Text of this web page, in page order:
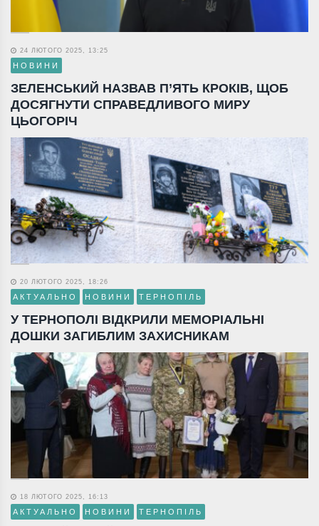
24 ЛЮТОГО 2025, 13:25
НОВИНИ
ЗЕЛЕНСЬКИЙ НАЗВАВ П’ЯТЬ КРОКІВ, ЩОБ
ДОСЯГНУТИ СПРАВЕДЛИВОГО МИРУ
ЦЬОГОРІЧ
20 ЛЮТОГО 2025, 18:26
АКТУАЛЬНО НОВИНИ ТЕРНОПІЛЬ
У ТЕРНОПОЛІ ВІДКРИЛИ МЕМОРІАЛЬНІ
ДОШКИ ЗАГИБЛИМ ЗАХИСНИКАМ
18 ЛЮТОГО 2025, 16:13
АКТУАЛЬНО НОВИНИ ТЕРНОПІЛЬ